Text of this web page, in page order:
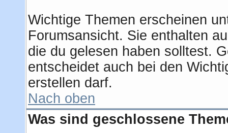
Wichtige Themen erscheinen
Forumsansicht. Sie enthalten
die du gelesen haben solltest.
entscheidet auch bei den
erstellen darf.
Nach oben
Was sind geschlossene